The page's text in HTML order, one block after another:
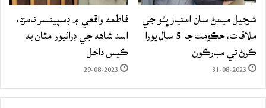
شرجيل ميمڻ سان امتياز ڀٽو جي
ملاقات، حڪومت جا 5 سال پورا
ڪرڻ تي مبارڪون
31-08-2023
فاطمه واقعي ۾ ڊسپينسر نامزد،
اسد شاهه جي ڊرائيور مٿان به
ڪيس داخل
29-08-2023